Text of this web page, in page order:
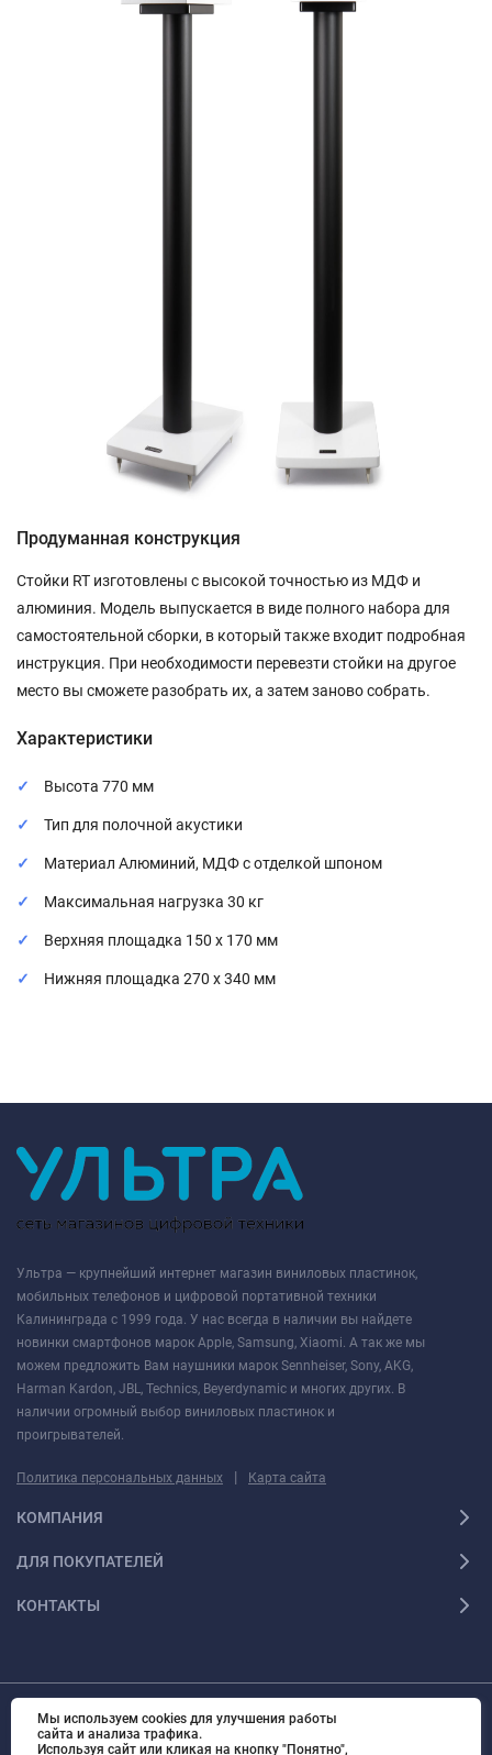
Продуманная конструкция
Стойки RT изготовлены с высокой точностью из МДФ и
алюминия. Модель выпускается в виде полного набора для
самостоятельной сборки, в который также входит подробная
инструкция. При необходимости перевезти стойки на другое
место вы сможете разобрать их, а затем заново собрать.
Характеристики
Высота 770 мм
Тип для полочной акустики
Материал Алюминий, МДФ с отделкой шпоном
Максимальная нагрузка 30 кг
Верхняя площадка 150 х 170 мм
Нижняя площадка 270 х 340 мм
Ультра — крупнейший интернет магазин виниловых пластинок,
мобильных телефонов и цифровой портативной техники
Калининграда с 1999 года. У нас всегда в наличии вы найдете
новинки смартфонов марок Apple, Samsung, Xiaomi. А так же мы
можем предложить Вам наушники марок Sennheiser, Sony, AKG,
Harman Kardon, JBL, Technics, Beyerdynamic и многих других. В
наличии огромный выбор виниловых пластинок и
проигрывателей.
Политика персональных данных | Карта сайта
КОМПАНИЯ
ДЛЯ ПОКУПАТЕЛЕЙ
КОНТАКТЫ
© 2010 - 2026 Ультра Все права защищены Ультра - Калининградский
интернет-магазин. Все права защищены.
Мы используем cookies для улучшения работы
сайта и анализа трафика.
Используя сайт или кликая на кнопку "Понятно",